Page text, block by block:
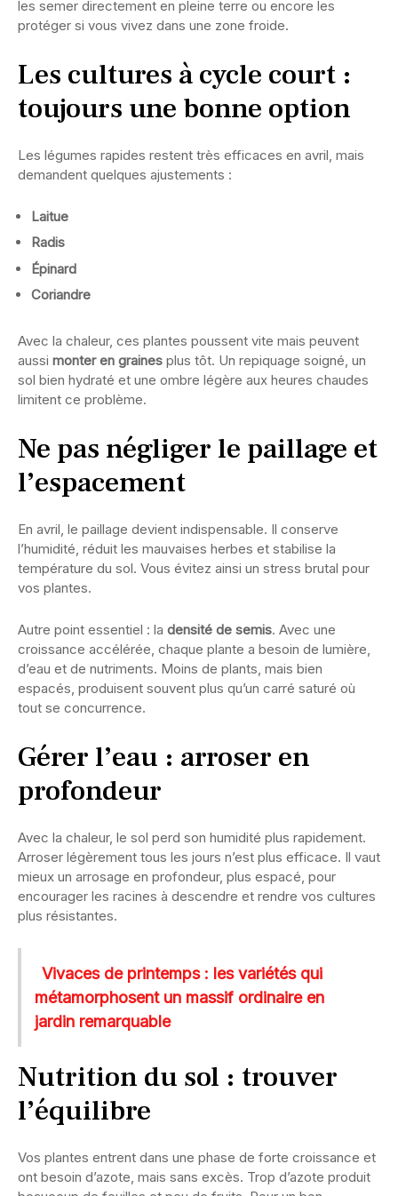
les semer directement en pleine terre ou encore les
protéger si vous vivez dans une zone froide.
Les cultures à cycle court :
toujours une bonne option
Les légumes rapides restent très efficaces en avril, mais
demandent quelques ajustements :
Laitue
Radis
Épinard
Coriandre
Avec la chaleur, ces plantes poussent vite mais peuvent
aussi monter en graines plus tôt. Un repiquage soigné, un
sol bien hydraté et une ombre légère aux heures chaudes
limitent ce problème.
Ne pas négliger le paillage et
l’espacement
En avril, le paillage devient indispensable. Il conserve
l’humidité, réduit les mauvaises herbes et stabilise la
température du sol. Vous évitez ainsi un stress brutal pour
vos plantes.
Autre point essentiel : la densité de semis. Avec une
croissance accélérée, chaque plante a besoin de lumière,
d’eau et de nutriments. Moins de plants, mais bien
espacés, produisent souvent plus qu’un carré saturé où
tout se concurrence.
Gérer l’eau : arroser en
profondeur
Avec la chaleur, le sol perd son humidité plus rapidement.
Arroser légèrement tous les jours n’est plus efficace. Il vaut
mieux un arrosage en profondeur, plus espacé, pour
encourager les racines à descendre et rendre vos cultures
plus résistantes.
Vivaces de printemps : les variétés qui
métamorphosent un massif ordinaire en
jardin remarquable
Nutrition du sol : trouver
l’équilibre
Vos plantes entrent dans une phase de forte croissance et
ont besoin d’azote, mais sans excès. Trop d’azote produit